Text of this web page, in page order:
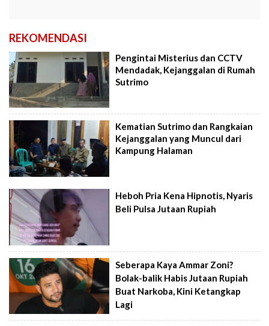
REKOMENDASI
Pengintai Misterius dan CCTV
Mendadak, Kejanggalan di Rumah
Sutrimo
Kematian Sutrimo dan Rangkaian
Kejanggalan yang Muncul dari
Kampung Halaman
Heboh Pria Kena Hipnotis, Nyaris
Beli Pulsa Jutaan Rupiah
Seberapa Kaya Ammar Zoni?
Bolak-balik Habis Jutaan Rupiah
Buat Narkoba, Kini Ketangkap
Lagi